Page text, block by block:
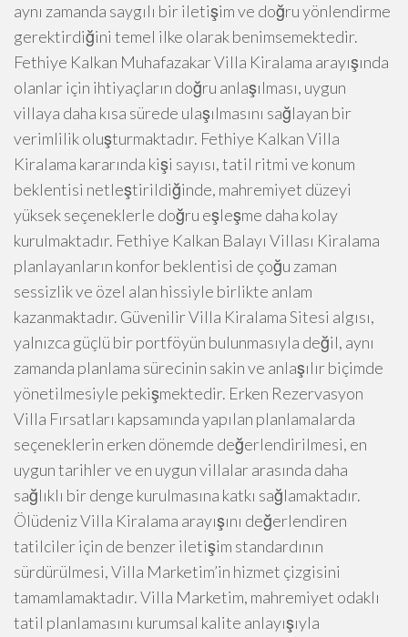
aynı zamanda saygılı bir iletişim ve doğru yönlendirme
gerektirdiğini temel ilke olarak benimsemektedir.
Fethiye Kalkan Muhafazakar Villa Kiralama arayışında
olanlar için ihtiyaçların doğru anlaşılması, uygun
villaya daha kısa sürede ulaşılmasını sağlayan bir
verimlilik oluşturmaktadır. Fethiye Kalkan Villa
Kiralama kararında kişi sayısı, tatil ritmi ve konum
beklentisi netleştirildiğinde, mahremiyet düzeyi
yüksek seçeneklerle doğru eşleşme daha kolay
kurulmaktadır. Fethiye Kalkan Balayı Villası Kiralama
planlayanların konfor beklentisi de çoğu zaman
sessizlik ve özel alan hissiyle birlikte anlam
kazanmaktadır. Güvenilir Villa Kiralama Sitesi algısı,
yalnızca güçlü bir portföyün bulunmasıyla değil, aynı
zamanda planlama sürecinin sakin ve anlaşılır biçimde
yönetilmesiyle pekişmektedir. Erken Rezervasyon
Villa Fırsatları kapsamında yapılan planlamalarda
seçeneklerin erken dönemde değerlendirilmesi, en
uygun tarihler ve en uygun villalar arasında daha
sağlıklı bir denge kurulmasına katkı sağlamaktadır.
Ölüdeniz Villa Kiralama arayışını değerlendiren
tatilciler için de benzer iletişim standardının
sürdürülmesi, Villa Marketim’in hizmet çizgisini
tamamlamaktadır. Villa Marketim, mahremiyet odaklı
tatil planlamasını kurumsal kalite anlayışıyla